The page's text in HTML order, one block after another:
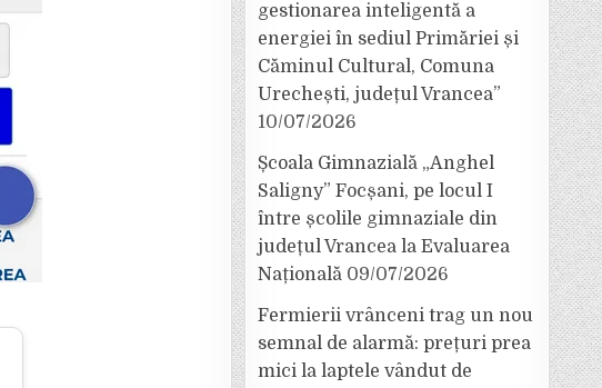
gestionarea inteligentă a
energiei în sediul Primăriei și
Căminul Cultural, Comuna
Urechești, județul Vrancea”
10/07/2026
Școala Gimnazială „Anghel
Saligny” Focșani, pe locul I
între școlile gimnaziale din
județul Vrancea la Evaluarea
Națională 09/07/2026
Fermierii vrânceni trag un nou
semnal de alarmă: prețuri prea
mici la laptele vândut de